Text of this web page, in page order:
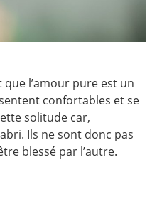
l’amour pure est un
confortables et se
solitude car,
Ils ne sont donc pas
blessé par l’autre.